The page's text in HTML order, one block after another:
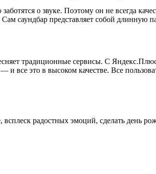
о звуке. Поэтому он не всегда
саундбар представляет собой длинную
традиционные сервисы. С
все это в высоком качестве. Все
всплеск радостных эмоций, сделать день